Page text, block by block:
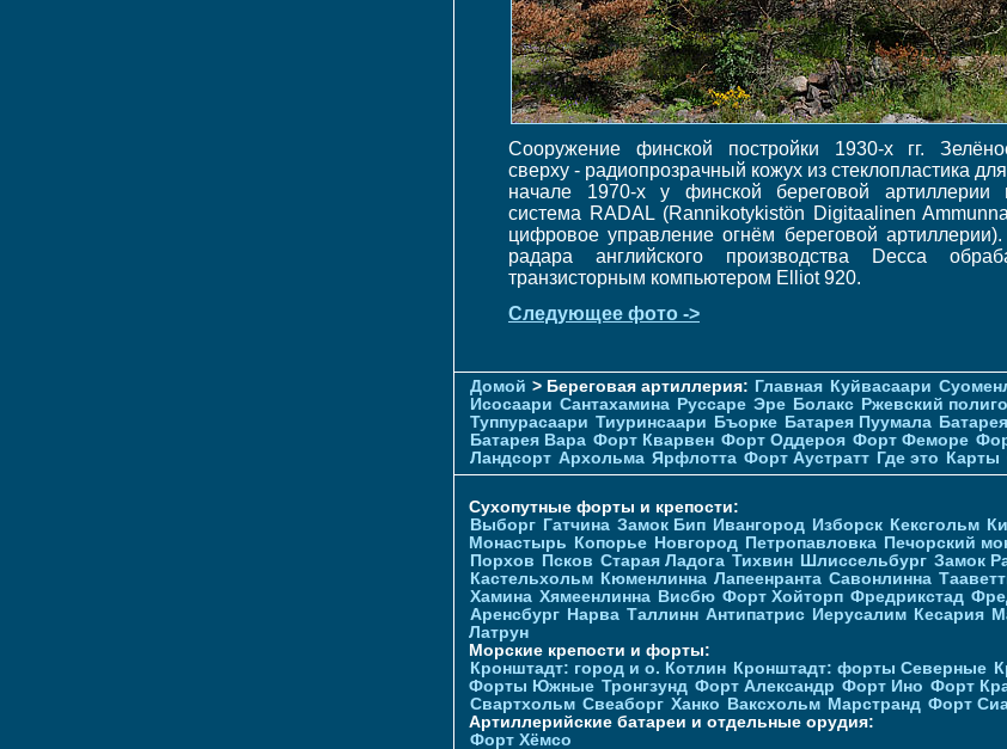
Сооружение финской постройки 1930-х гг.
сверху - радиопрозрачный кожух из стеклопластика
начале 1970-х у финской береговой артиллерии
система RADAL (Rannikotykistön Digitaalinen
цифровое управление огнём береговой
радара английского производства Decca
транзисторным компьютером Elliot 920.
Следующее фото ->
Домой > Береговая артиллерия: Главная Куйвасаари
Исосаари Сантахамина Руссаре Эре Болакс Ржевский
Туппурасаари Тиуринсаари Бъорке Батарея Пуумала
Батарея Вара Форт Кварвен Форт Оддероя Форт Феморе
Ландсорт Архольма Ярфлотта Форт Аустратт Где это Карты
Сухопутные форты и крепости:
Выборг Гатчина Замок Бип Ивангород Изборск Кексгольм
Монастырь
Копорье Новгород Петропавловка Печорcкий
Порхов
Псков Старая Ладога Тихвин Шлиссельбург Замок
Кастельхольм Кюменлинна Лапеенранта Савонлинна
Хамина Хямеенлинна Висбю Форт Хойторп Фредрикстад
Аренсбург Нарва Таллинн Антипатрис Иерусалим Кесария
Латрун
Морские крепости и форты:
Кронштадт: город и о. Котлин Кронштадт: форты Северные
Форты Южные Тронгзунд Форт Александр Форт Ино Форт
Свартхольм Свеаборг Ханко Ваксхольм Марстранд Форт
Артиллерийские батареи и отдельные орудия:
Форт Хёмсо